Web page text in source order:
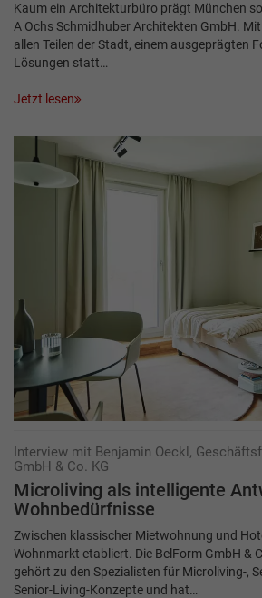
Kaum ein Architekturbüro prägt München
A Ochs Schmidhuber Architekten GmbH.
allen Teilen der Stadt, einem ausgeprägten
Lösungen statt…
Jetzt lesen
Interview mit Benjamin Oeckl,
GmbH & Co. KG
Microliving als intelligente
Wohnbedürfnisse
Zwischen klassischer Mietwohnung und
Wohnmarkt etabliert. Die BelForm GmbH &
gehört zu den Spezialisten für Microliving-,
Senior-Living-Konzepte und hat…